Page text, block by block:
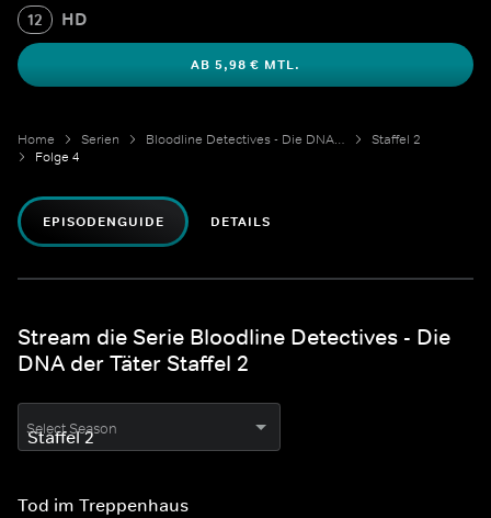
genetische Genealogie keine Verbindung zwischen ihm und dem
Angriff auf Carla Brooks herstellen können.
12 HD
AB 5,98 € MTL.
Home Serien Bloodline Detectives - Die DNA der Täter
Staffel 2
Folge 4
EPISODENGUIDE DETAILS
Stream die Serie Bloodline Detectives - Die
DNA der Täter Staffel 2
Select Season
Tod im Treppenhaus